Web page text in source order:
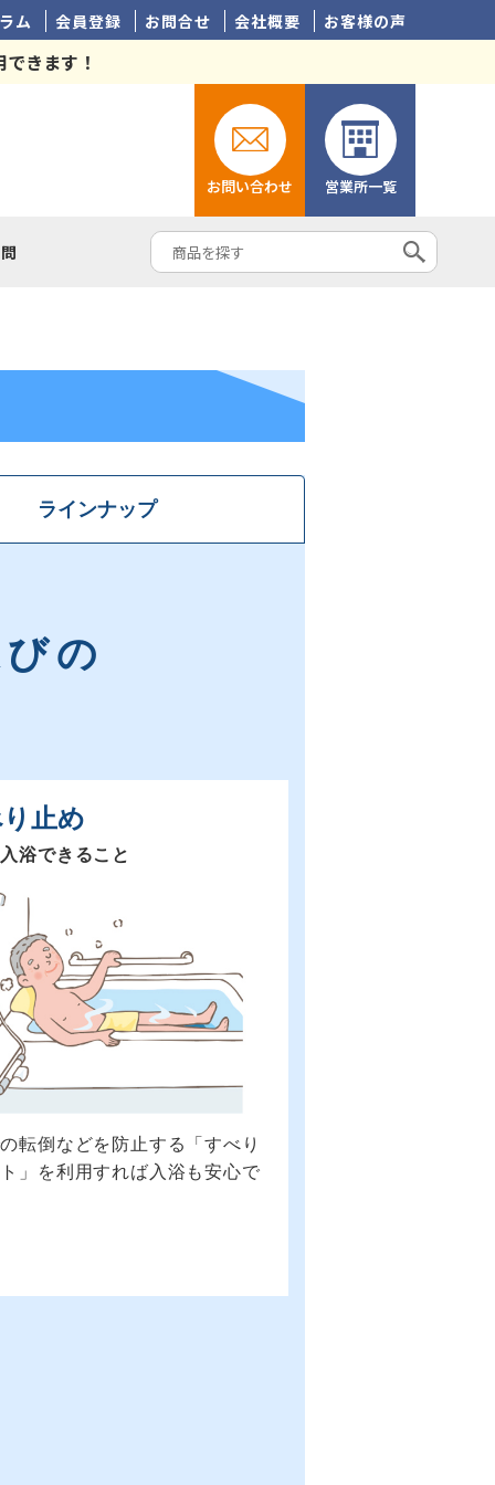
ム 会員登録 お問合せ 会社概要 お客様の声
きます！
お問い合わせ 営業所一覧
ラインナップ
の
止め
浴できること
転倒などを防止する「すべり
」を利用すれば入浴も安心で